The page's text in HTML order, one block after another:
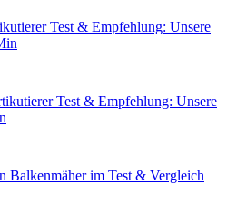
Test & Empfehlung: Unsere
Test & Empfehlung: Unsere
Balkenmäher im Test & Vergleich